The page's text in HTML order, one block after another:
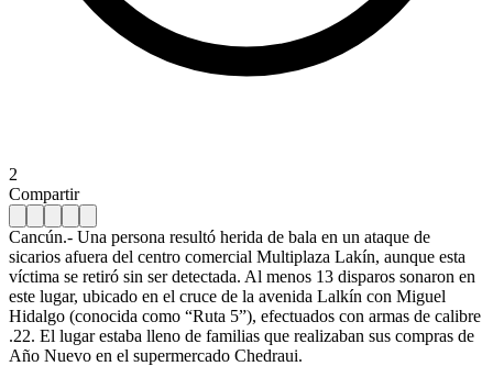
2
Compartir
Cancún.- Una persona resultó herida de bala en un ataque de
sicarios afuera del centro comercial Multiplaza Lakín, aunque esta
víctima se retiró sin ser detectada. Al menos 13 disparos sonaron en
este lugar, ubicado en el cruce de la avenida Lalkín con Miguel
Hidalgo (conocida como “Ruta 5”), efectuados con armas de calibre
.22. El lugar estaba lleno de familias que realizaban sus compras de
Año Nuevo en el supermercado Chedraui.